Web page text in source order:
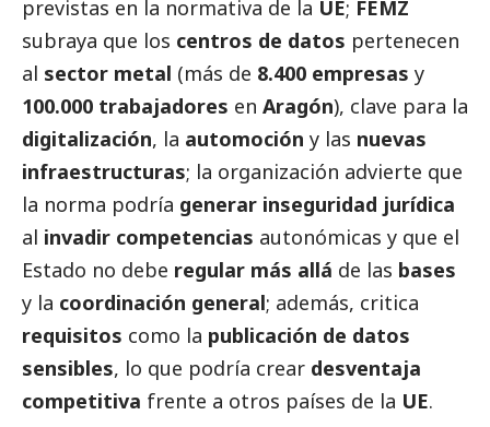
previstas en la normativa de la UE; FEMZ
subraya que los centros de datos pertenecen
al sector metal (más de 8.400 empresas y
100.000 trabajadores en Aragón), clave para la
digitalización, la automoción y las nuevas
infraestructuras; la organización advierte que
la norma podría generar inseguridad jurídica
al invadir competencias autonómicas y que el
Estado no debe regular más allá de las bases
y la coordinación general; además, critica
requisitos como la publicación de datos
sensibles, lo que podría crear desventaja
competitiva frente a otros países de la UE.